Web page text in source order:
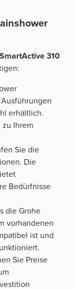
310
erhältlich.
zu Ihrem
Sie die
Die
Bedürfnisse
die Grohe
vorhandenen
ist und
Sie Preise